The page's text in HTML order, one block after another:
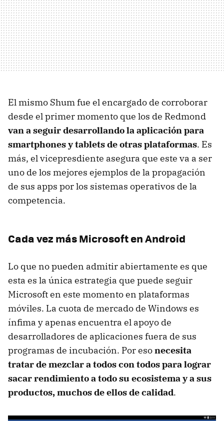
El mismo Shum fue el encargado de corroborar
desde el primer momento que los de Redmond
van a seguir desarrollando la aplicación para
smartphones y tablets de otras plataformas. Es
más, el vicepresdiente asegura que este va a ser
uno de los mejores ejemplos de la propagación
de sus apps por los sistemas operativos de la
competencia.
Cada vez más Microsoft en Android
Lo que no pueden admitir abiertamente es que
esta es la única estrategia que puede seguir
Microsoft en este momento en plataformas
móviles. La cuota de mercado de Windows es
ínfima y apenas encuentra el apoyo de
desarrolladores de aplicaciones fuera de sus
programas de incubación. Por esonecesita
tratar de mezclar a todos con todos para lograr
sacar rendimiento a todo su ecosistema y a sus
productos, muchos de ellos de calidad.